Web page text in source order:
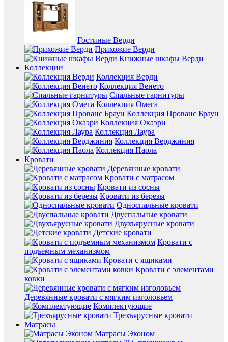
Гостиные Верди
Прихожие Верди
Книжные шкафы Верди
Коллекции
Коллекция Верди
Коллекция Венето
Спальные гарнитуры
Коллекция Омега
Коллекция Прованс Браун
Коллекция Окаэри
Коллекция Лаура
Коллекция Верджиния
Коллекция Паола
Кровати
Деревянные кровати
Кровати с матрасом
Кровати из сосны
Кровати из березы
Односпальные кровати
Двуспальные кровати
Двухъярусные кровати
Детские кровати
Кровати с
подъемным механизмом
Кровати с ящиками
Кровати с элементами
ковки
Деревянные кровати с мягким изголовьем
Комплектующие
Трехъярусные кровати
Матрасы
Матрасы Эконом